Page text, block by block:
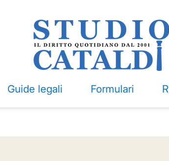
Guide legali Formulari